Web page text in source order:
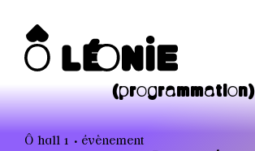
(programmation)
Ô hall 1 évènement